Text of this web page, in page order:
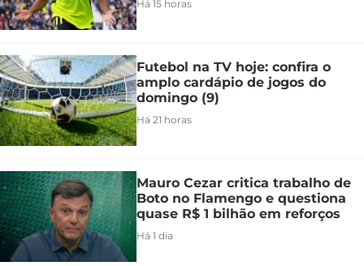
Há 15 horas
Futebol na TV hoje: confira o
amplo cardápio de jogos do
domingo (9)
Há 21 horas
Mauro Cezar critica trabalho de
Boto no Flamengo e questiona
quase R$ 1 bilhão em reforços
Há 1 dia